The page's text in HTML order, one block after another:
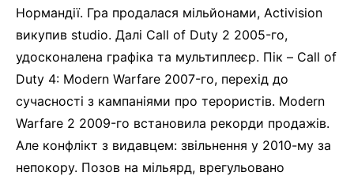
Нормандії. Гра продалася мільйонами, Activision
викупив studio. Далі Call of Duty 2 2005-го,
удосконалена графіка та мультиплеєр. Пік – Call of
Duty 4: Modern Warfare 2007-го, перехід до
сучасності з кампаніями про терористів. Modern
Warfare 2 2009-го встановила рекорди продажів.
Але конфлікт з видавцем: звільнення у 2010-му за
непокору. Позов на мільярд, врегульовано